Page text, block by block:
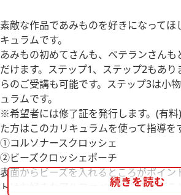
素敵な作品であみものを好きになってほ
キュラムです。
あみもの初めてさんも、ベテランさん
だけます。ステップ1、ステップ2もあ
らのご受講も可能です。ステップ3は小
ュラムです。
※希望者には修了証を発行します。(有
た方はこのカリキュラムを使って指導を
①コルソナースクロッシェ
②ビーズクロッシェポーチ
表面からビーズを入れるところがポイン
トはお好きなアルファベットを入れるこ
続きを読む